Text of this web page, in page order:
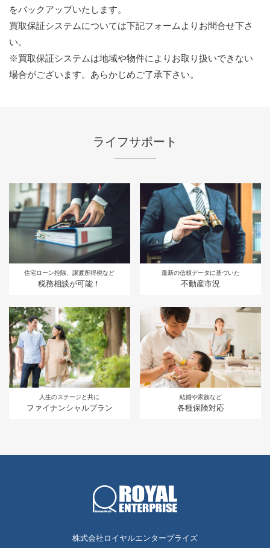
をバックアップいたします。
買取保証システムについては下記フォームよりお問合せ下さ
い。
※買取保証システムは地域や物件によりお取り扱いできない
場合がございます。あらかじめご了承下さい。
ライフサポート
住宅ローン控除、譲渡所得税など
税務相談が可能！
最新の信頼データに基づいた
不動産市況
人生のステージと共に
ファイナンシャルプラン
結婚や家族など
各種保険対応
株式会社ロイヤルエンタープライズ